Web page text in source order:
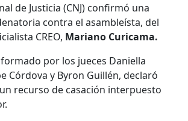
de Justicia (CNJ) confirmó una
contra el asambleísta, del
CREO, Mariano Curicama.
por los jueces Daniella
Córdova y Byron Guillén, declaró
recurso de casación interpuesto